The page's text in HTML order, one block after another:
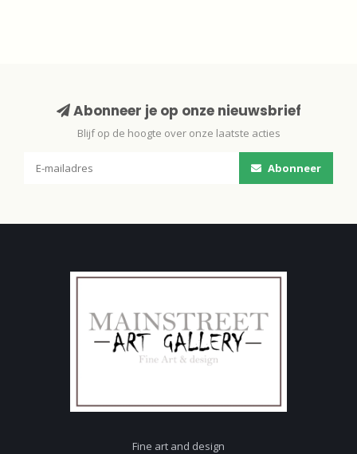
Abonneer je op onze nieuwsbrief
Blijf op de hoogte over onze laatste acties
Abonneer
Fine art and design